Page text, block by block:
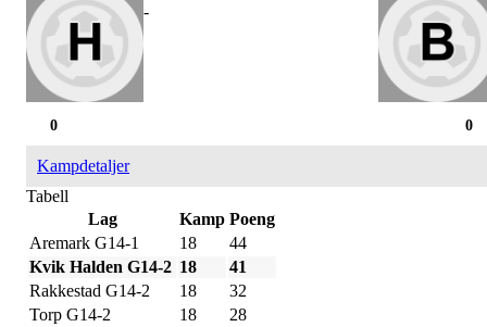
-
0
0
Kampdetaljer
Tabell
Lag
Kamp Poeng
Aremark G14-1
18
44
Kvik Halden G14-2 18
41
Rakkestad G14-2
18
32
Torp G14-2
18
28